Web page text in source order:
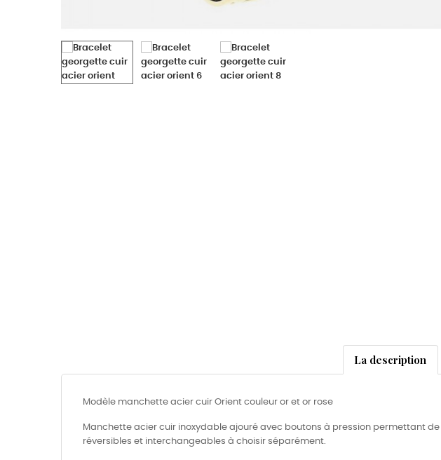
La description
Modèle manchette acier cuir Orient couleur or et or rose
Manchette acier cuir inoxydable ajouré avec boutons à pression permettant
réversibles et interchangeables à choisir séparément.